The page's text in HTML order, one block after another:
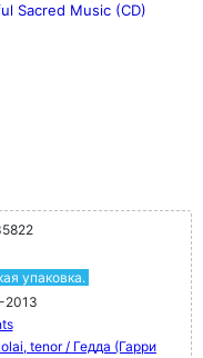
Sacred Music (CD)
упаковка.
2013
tenor / Гедда (Гарри